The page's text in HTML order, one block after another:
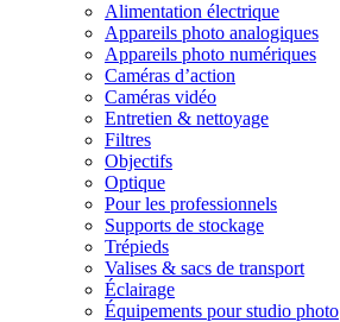
Alimentation électrique
Appareils photo analogiques
Appareils photo numériques
Caméras d’action
Caméras vidéo
Entretien & nettoyage
Filtres
Objectifs
Optique
Pour les professionnels
Supports de stockage
Trépieds
Valises & sacs de transport
Éclairage
Équipements pour studio photo